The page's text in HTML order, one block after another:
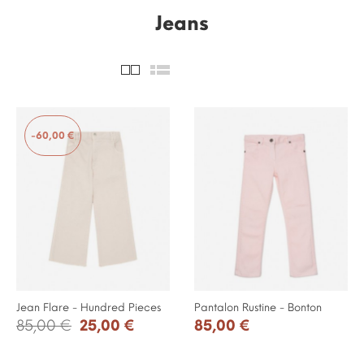
Jeans
-60,00 €
Jean Flare - Hundred Pieces
85,00 € 25,00 €
Pantalon Rustine - Bonton
85,00 €